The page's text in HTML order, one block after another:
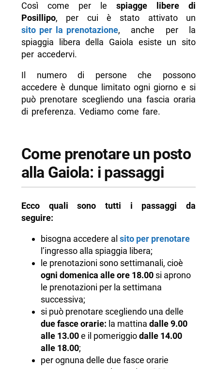
Così come per lespiagge libere di
Posillipo, per cui è stato attivato un
sito per la prenotazione, anche per la
spiaggia libera della Gaiola esiste un sito
per accedervi.
Il numero di persone che possono
accedere è dunque limitato ogni giorno e si
può prenotare scegliendo una fascia oraria
di preferenza. Vediamo come fare.
Come prenotare un posto
alla Gaiola: i passaggi
Ecco quali sono tutti i passaggi da
seguire:
bisogna accedere al sito per prenotare
l’ingresso alla spiaggia libera;
le prenotazioni sono settimanali, cioè
ogni domenica alle ore 18.00si aprono
le prenotazioni per la settimana
successiva;
si può prenotare scegliendo una delle
due fasce orarie: la mattina dalle 9.00
alle 13.00e il pomeriggiodalle 14.00
alle 18.00;
per ognuna delle due fasce orarie